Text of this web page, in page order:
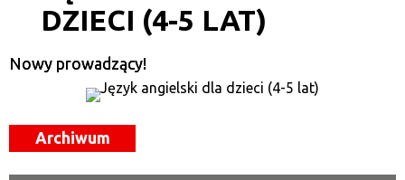
Kategoria
—
Organizator
DZIECI (4-5 LAT)
Nowy prowadzący!
Archiwum